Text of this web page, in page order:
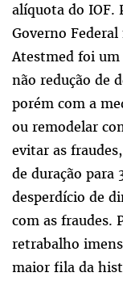
alíquota do IOF.
Governo
Atestmed foi um
não redução de
porém com a
ou remodelar
evitar as
de duração para
desperdício de
com as fraudes.
retrabalho
maior fila da